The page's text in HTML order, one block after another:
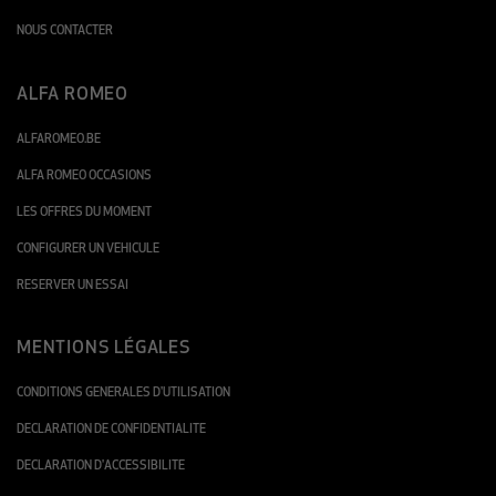
NOUS CONTACTER
ALFA ROMEO
ALFAROMEO.BE
ALFA ROMEO OCCASIONS
LES OFFRES DU MOMENT
CONFIGURER UN VEHICULE
RESERVER UN ESSAI
MENTIONS LÉGALES
CONDITIONS GENERALES D'UTILISATION
DECLARATION DE CONFIDENTIALITE
DECLARATION D'ACCESSIBILITE